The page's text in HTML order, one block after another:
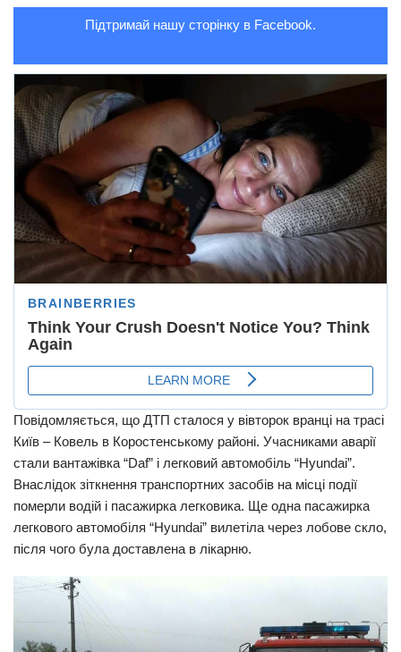
Підтримай нашу сторінку в Facebook.
Повідомляється, що ДТП сталося у вівторок вранці на трасі
Київ – Ковель в Коростенському районі. Учасниками аварії
стали вантажівка “Daf” і легковий автомобіль “Hyundai”.
Внаслідок зіткнення транспортних засобів на місці події
померли водій і пасажирка легковика. Ще одна пасажирка
легкового автомобіля “Hyundai” вилетіла через лобове скло,
після чого була доставлена ​​в лікарню.